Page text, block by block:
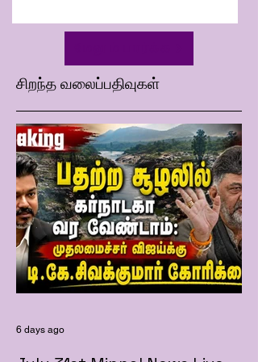
சிறந்த வலைப்பதிவுகள்
6 days ago